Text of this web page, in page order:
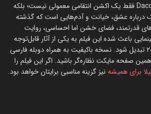
فیلم Dacoit: A Love Story فقط یک اکشن انتقامی معمولی نیست؛ بلکه
درباره عشق، خیانت و آدم‌هایی است که گذشته
قدرتمند، فضای خشن اما احساسی، روایت
باعث شده این فیلم به یکی از آثار قابل‌توجه
سینمای هند در سال ۲۰۲۶ تبدیل شود. نسخه باکیفیت به همراه دوبله فارسی
همین صفحه مایکت نظاره‌گر باشید. اگر این فیلم را
برای همیشه نیز گزینه مناسبی برایتان خواهد بود.